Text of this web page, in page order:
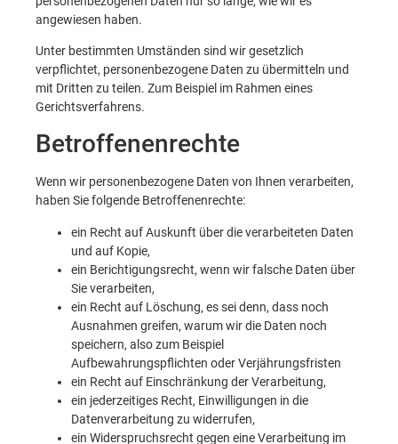
angewiesen haben.
Unter bestimmten Umständen sind wir gesetzlich
verpflichtet, personenbezogene Daten zu übermitteln und
mit Dritten zu teilen. Zum Beispiel im Rahmen eines
Gerichtsverfahrens.
Betroffenenrechte
Wenn wir personenbezogene Daten von Ihnen verarbeiten,
haben Sie folgende Betroffenenrechte:
ein Recht auf Auskunft über die verarbeiteten Daten
und auf Kopie,
ein Berichtigungsrecht, wenn wir falsche Daten über
Sie verarbeiten,
ein Recht auf Löschung, es sei denn, dass noch
Ausnahmen greifen, warum wir die Daten noch
speichern, also zum Beispiel
Aufbewahrungspflichten oder Verjährungsfristen
ein Recht auf Einschränkung der Verarbeitung,
ein jederzeitiges Recht, Einwilligungen in die
Datenverarbeitung zu widerrufen,
ein Widerspruchsrecht gegen eine Verarbeitung im